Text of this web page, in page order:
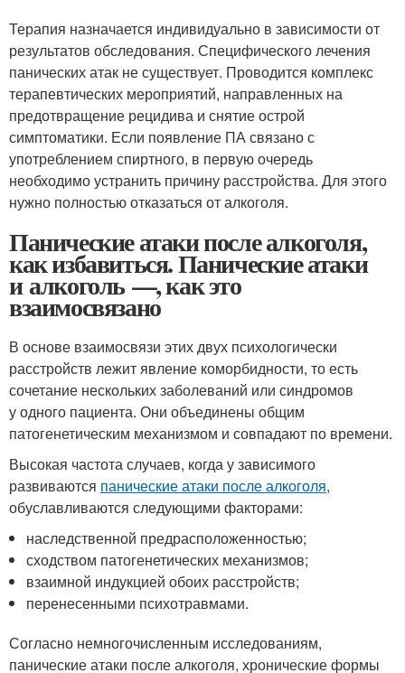
Терапия назначается индивидуально в зависимости от
результатов обследования. Специфического лечения
панических атак не существует. Проводится комплекс
терапевтических мероприятий, направленных на
предотвращение рецидива и снятие острой
симптоматики. Если появление ПА связано с
употреблением спиртного, в первую очередь
необходимо устранить причину расстройства. Для этого
нужно полностью отказаться от алкоголя.
Панические атаки после алкоголя,
как избавиться. Панические атаки
и алкоголь —, как это
взаимосвязано
В основе взаимосвязи этих двух психологически
расстройств лежит явление коморбидности, то есть
сочетание нескольких заболеваний или синдромов
у одного пациента. Они объединены общим
патогенетическим механизмом и совпадают по времени.
Высокая частота случаев, когда у зависимого
развиваются панические атаки после алкоголя,
обуславливаются следующими факторами:
наследственной предрасположенностью;
сходством патогенетических механизмов;
взаимной индукцией обоих расстройств;
перенесенными психотравмами.
Согласно немногочисленным исследованиям,
панические атаки после алкоголя, хронические формы